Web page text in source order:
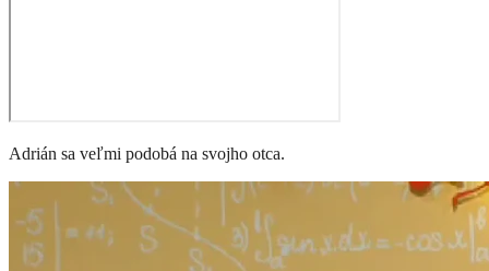
Adrián sa veľmi podobá na svojho otca.